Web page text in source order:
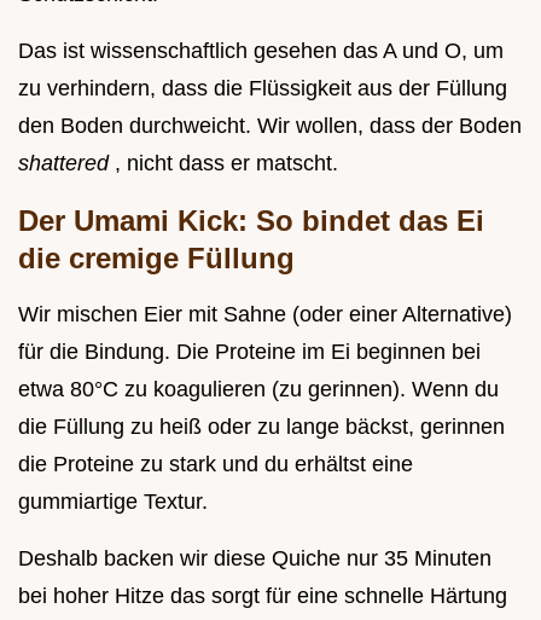
Das ist wissenschaftlich gesehen das A und O, um
zu verhindern, dass die Flüssigkeit aus der Füllung
den Boden durchweicht. Wir wollen, dass der Boden
shattered , nicht dass er matscht.
Der Umami Kick: So bindet das Ei
die cremige Füllung
Wir mischen Eier mit Sahne (oder einer Alternative)
für die Bindung. Die Proteine im Ei beginnen bei
etwa 80°C zu koagulieren (zu gerinnen). Wenn du
die Füllung zu heiß oder zu lange bäckst, gerinnen
die Proteine zu stark und du erhältst eine
gummiartige Textur.
Deshalb backen wir diese Quiche nur 35 Minuten
bei hoher Hitze das sorgt für eine schnelle Härtung